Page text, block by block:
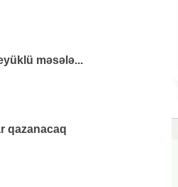
məsələ...
qazanacaq